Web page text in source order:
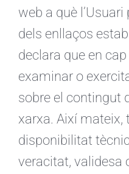
web a què
dels enllaços
declara que en
examinar o
sobre el contingut
xarxa. Així mateix,
disponibilitat
veracitat, validesa